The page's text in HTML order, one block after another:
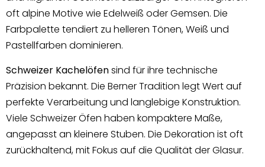
oft alpine Motive wie Edelweiß oder Gemsen. Die
Farbpalette tendiert zu helleren Tönen, Weiß und
Pastellfarben dominieren.
Schweizer Kachelöfensind für ihre technische
Präzision bekannt. Die Berner Tradition legt Wert auf
perfekte Verarbeitung und langlebige Konstruktion.
Viele Schweizer Öfen haben kompaktere Maße,
angepasst an kleinere Stuben. Die Dekoration ist oft
zurückhaltend, mit Fokus auf die Qualität der Glasur.